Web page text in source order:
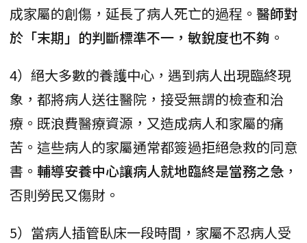
成家屬的創傷，延長了病人死亡的過程。 醫師對
於「末期」的判斷標準不一，敏銳度也不夠 。
4）絕大多數的養護中心，遇到病人出現臨終現
象，都將病人送往醫院，接受無謂的檢查和治
療。既浪費醫療資源，又造成病人和家屬的痛
苦。這些病人的家屬通常都簽過拒絕急救的同意
書。 輔導安養中心讓病人就地臨終是當務之急 ，
否則勞民又傷財。
5）當病人插管臥床一段時間，家屬不忍病人受